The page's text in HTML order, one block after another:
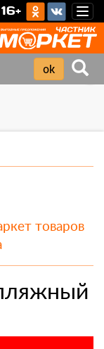
16+
товаров
›